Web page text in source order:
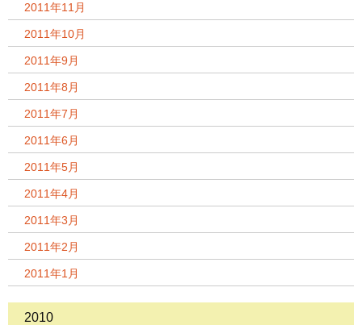
2011年11月
2011年10月
2011年9月
2011年8月
2011年7月
2011年6月
2011年5月
2011年4月
2011年3月
2011年2月
2011年1月
2010